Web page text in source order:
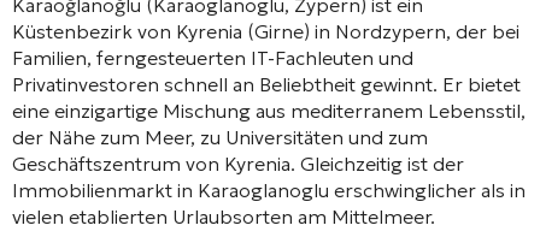
Küstenbezirk von Kyrenia (Girne) in Nordzypern, der bei
Familien, ferngesteuerten IT-Fachleuten und
Privatinvestoren schnell an Beliebtheit gewinnt. Er bietet
eine einzigartige Mischung aus mediterranem Lebensstil,
der Nähe zum Meer, zu Universitäten und zum
Geschäftszentrum von Kyrenia. Gleichzeitig ist der
Immobilienmarkt in Karaoglanoglu erschwinglicher als in
vielen etablierten Urlaubsorten am Mittelmeer.